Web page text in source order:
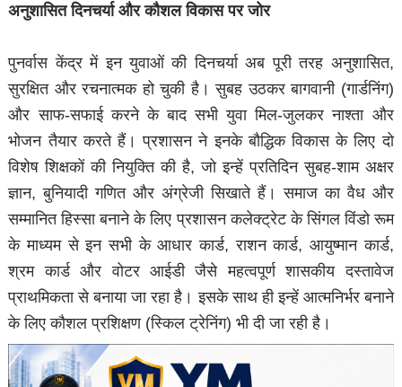
अनुशासित दिनचर्या और कौशल विकास पर जोर
पुनर्वास केंद्र में इन युवाओं की दिनचर्या अब पूरी तरह अनुशासित,
सुरक्षित और रचनात्मक हो चुकी है। सुबह उठकर बागवानी (गार्डनिंग)
और साफ-सफाई करने के बाद सभी युवा मिल-जुलकर नाश्ता और
भोजन तैयार करते हैं। प्रशासन ने इनके बौद्धिक विकास के लिए दो
विशेष शिक्षकों की नियुक्ति की है, जो इन्हें प्रतिदिन सुबह-शाम अक्षर
ज्ञान, बुनियादी गणित और अंग्रेजी सिखाते हैं। समाज का वैध और
सम्मानित हिस्सा बनाने के लिए प्रशासन कलेक्ट्रेट के सिंगल विंडो रूम
के माध्यम से इन सभी के आधार कार्ड, राशन कार्ड, आयुष्मान कार्ड,
श्रम कार्ड और वोटर आईडी जैसे महत्वपूर्ण शासकीय दस्तावेज
प्राथमिकता से बनाया जा रहा है। इसके साथ ही इन्हें आत्मनिर्भर बनाने
के लिए कौशल प्रशिक्षण (स्किल ट्रेनिंग) भी दी जा रही है।